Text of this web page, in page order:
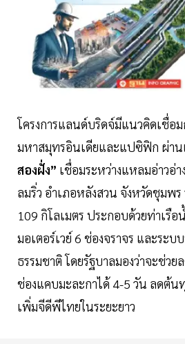
โครงการแลนด์บริดจ์มีแนวคิดเชื่อม
มหาสมุทรอินเดียและแปซิฟิก ผ่า
สองฝั่ง” เชื่อมระหว่างแหลมอ่าวอ่
ลมริ่ว อำเภอหลังสวน จังหวัดชุมพ
109 กิโลเมตร ประกอบด้วยท่าเรือ
มอเตอร์เวย์ 6 ช่องจราจร และระ
ธรรมชาติ โดยรัฐบาลมองว่าจะช่วย
ช่องแคบมะละกาได้ 4-5 วัน ลดต้น
เพิ่มจีดีพีไทยในระยะยาว